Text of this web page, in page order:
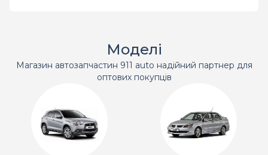
Моделі
Магазин автозапчастин 911 auto надійний партнер для
оптових покупців